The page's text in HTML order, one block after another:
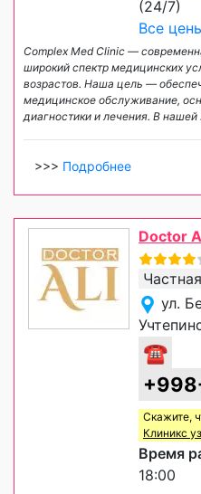
(24/7)
Все
Complex Med Clinic —
широкий спектр медицинских
возрастов. Наша цель —
медицинское обслуживание,
диагностики и лечения. В нашей
>>> Подробнее
Doctor
ул.
☎
Скажите,
Клиникс уз
Время
18:00